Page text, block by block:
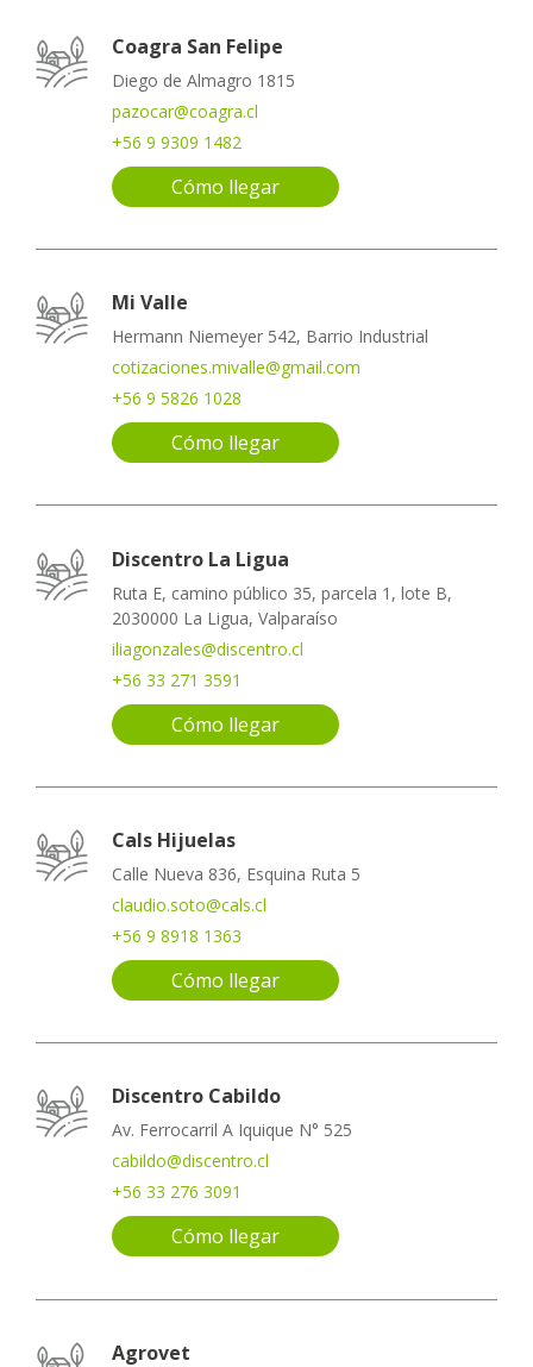
Coagra San Felipe
Diego de Almagro 1815
pazocar@coagra.cl
+56 9 9309 1482
Cómo llegar
Mi Valle
Hermann Niemeyer 542, Barrio Industrial
cotizaciones.mivalle@gmail.com
+56 9 5826 1028
Cómo llegar
Discentro La Ligua
Ruta E, camino público 35, parcela 1, lote B,
2030000 La Ligua, Valparaíso
iliagonzales@discentro.cl
+56 33 271 3591
Cómo llegar
Cals Hijuelas
Calle Nueva 836, Esquina Ruta 5
claudio.soto@cals.cl
+56 9 8918 1363
Cómo llegar
Discentro Cabildo
Av. Ferrocarril A Iquique N° 525
cabildo@discentro.cl
+56 33 276 3091
Cómo llegar
Agrovet